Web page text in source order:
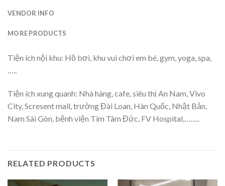
VENDOR INFO
MORE PRODUCTS
Tiện ích nội khu: Hồ bơi, khu vui chơi em bé, gym, yoga, spa,
…..
Tiện ích xung quanh: Nhà hàng, cafe, siêu thị An Nam, Vivo
City, Scresent mall, trường Đài Loan, Hàn Quốc, Nhật Bản,
Nam Sài Gòn, bệnh viện Tim Tâm Đức, FV Hospital,……..
RELATED PRODUCTS